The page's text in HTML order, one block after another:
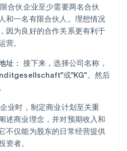
合伙企业至少需要两名合伙
和一名有限合伙人。理想情况
因为良好的合作关系更有利于
。
址： 接下来，选择公司名称，
或"KG"。然后
业时，制定商业计划至关重
述商业理念，并对预期收入和
不仅能为股东的日常经营提供
资者。